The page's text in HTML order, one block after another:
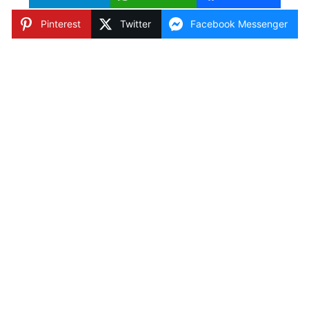
Pinterest Twitter Facebook Messenger